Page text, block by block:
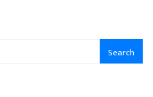
Search